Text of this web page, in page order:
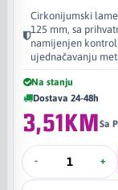
Cirkonijumski
125 mm, sa
namijenjen
ujednačavanju
Na stanju
Dostava 24-48h
3,51KMSa
- +